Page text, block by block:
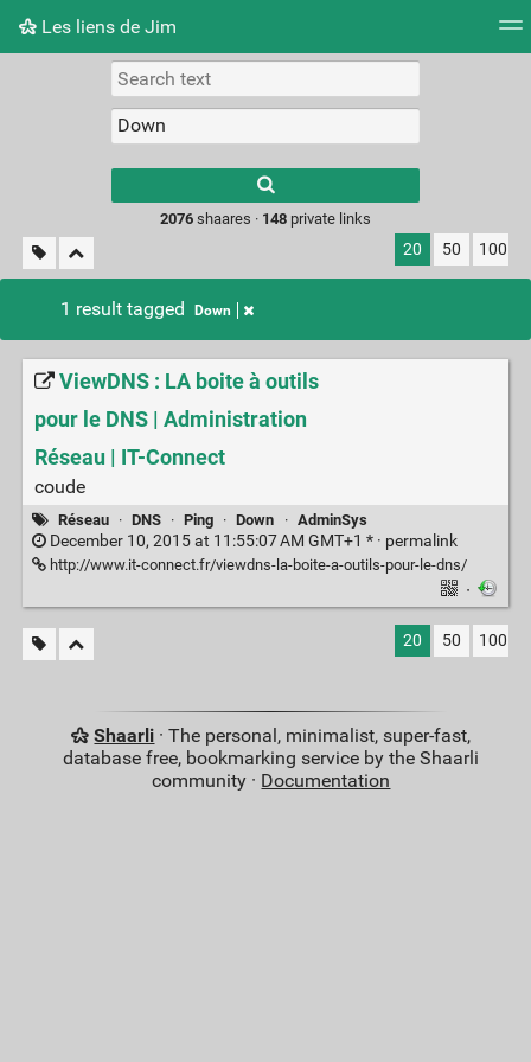
Les liens de Jim
Picture wall
results.
2076shaares · 148private links
20 50 100
1 result tagged Down
ViewDNS : LA boite à outils
pour le DNS | Administration
Réseau | IT-Connect
coude
Réseau · DNS · Ping · Down · AdminSys
December 10, 2015 at 11:55:07 AM GMT+1 * · permalink
http://www.it-connect.fr/viewdns-la-boite-a-outils-pour-le-dns/
·
20 50 100
Shaarli · The personal, minimalist, super-fast,
database free, bookmarking service by the Shaarli
community · Documentation